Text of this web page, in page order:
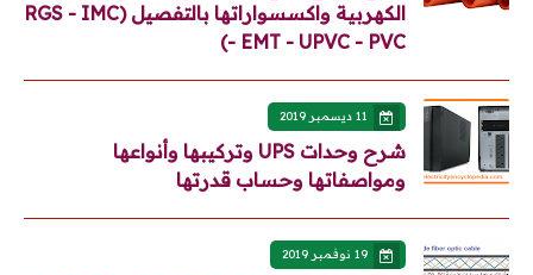
الكهربية واكسسواراتها بالتفصيل (RGS - IMC
- EMT - UPVC - PVC)
11 ديسمبر 2019
شرح وحدات UPS وتركيبها وأنواعها
ومواصفاتها وحساب قدرتها
19 نوفمبر 2019